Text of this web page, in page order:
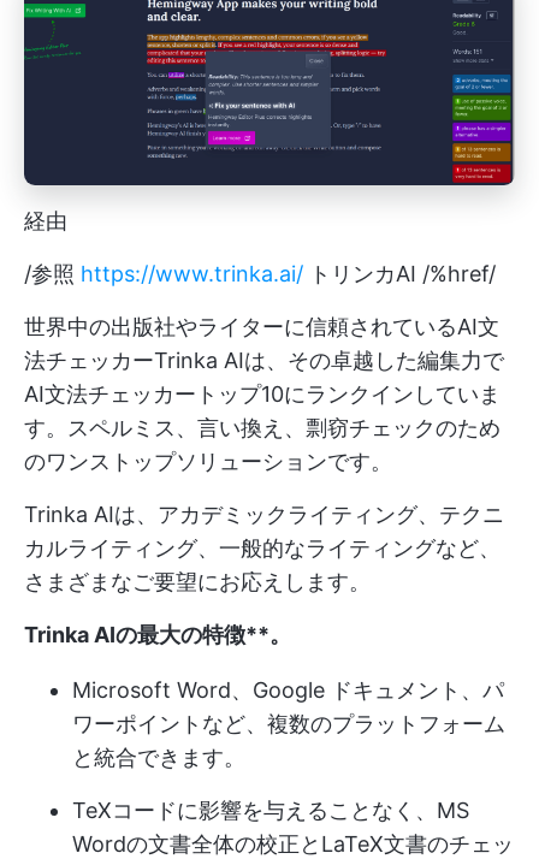
経由
/参照 https://www.trinka.ai/ トリンカAI /%href/
世界中の出版社やライターに信頼されているAI文
法チェッカーTrinka AIは、その卓越した編集力で
AI文法チェッカートップ10にランクインしていま
す。スペルミス、言い換え、剽窃チェックのため
のワンストップソリューションです。
Trinka AIは、アカデミックライティング、テクニ
カルライティング、一般的なライティングなど、
さまざまなご要望にお応えします。
Trinka AIの最大の特徴**。
Microsoft Word、Google ドキュメント、パ
ワーポイントなど、複数のプラットフォーム
と統合できます。
TeXコードに影響を与えることなく、MS
Wordの文書全体の校正とLaTeX文書のチェッ